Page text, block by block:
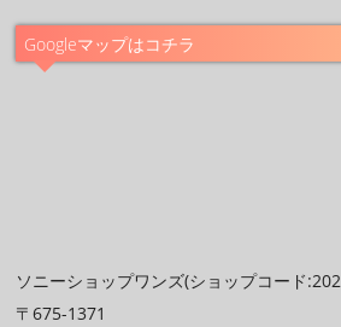
Googleマップはコチラ
ソニーショップワンズ(ショップコード
〒675-1371